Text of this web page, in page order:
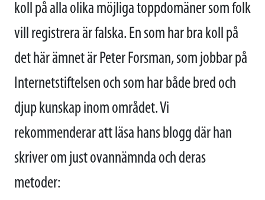
koll på alla olika möjliga toppdomäner som folk
vill registrera är falska. En som har bra koll på
det här ämnet är Peter Forsman, som jobbar på
Internetstiftelsen och som har både bred och
djup kunskap inom området. Vi
rekommenderar att läsa hans blogg där han
skriver om just ovannämnda och deras
metoder: